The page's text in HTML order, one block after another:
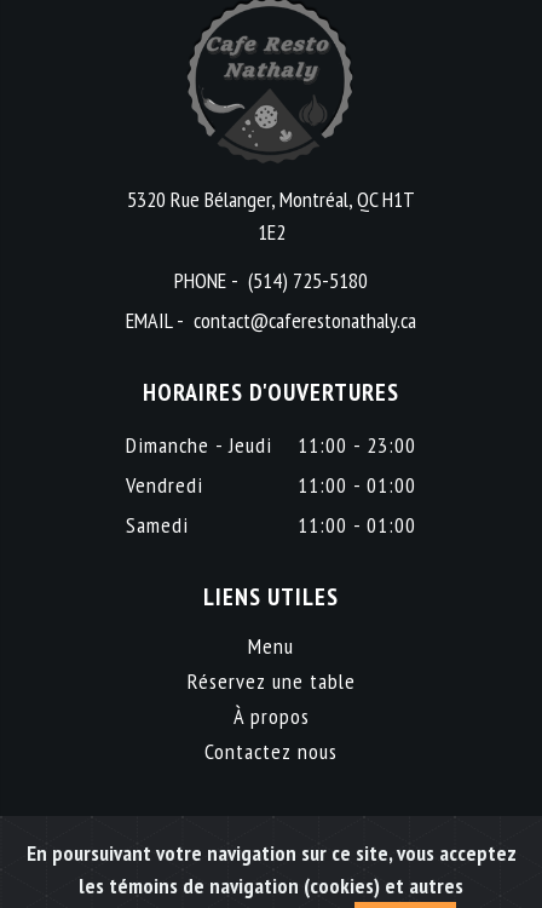
5320 Rue Bélanger, Montréal, QC H1T
1E2
PHONE - (514) 725-5180
EMAIL - contact@caferestonathaly.ca
HORAIRES D'OUVERTURES
Dimanche - Jeudi
11:00 - 23:00
Vendredi
11:00 - 01:00
Samedi
11:00 - 01:00
LIENS UTILES
Menu
Réservez une table
À propos
Contactez nous
Copyright @2026 Café resto Nathaly. All Rights Reserved by Web-Experts
En poursuivant votre navigation sur ce site, vous acceptez
les témoins de navigation (cookies) et autres